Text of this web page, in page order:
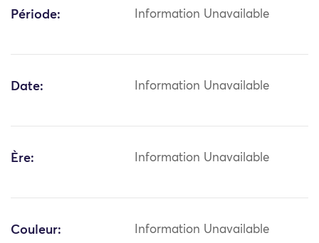
Période: Information Unavailable
Date: Information Unavailable
Ère: Information Unavailable
Couleur: Information Unavailable